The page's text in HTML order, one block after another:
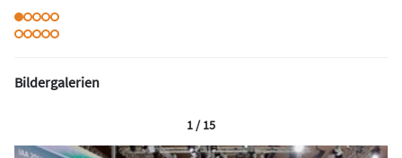
Bildergalerien
1 / 15